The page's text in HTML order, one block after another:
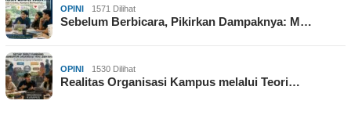
OPINI 1571 Dilihat
Sebelum Berbicara, Pikirkan Dampaknya: M…
OPINI 1530 Dilihat
Realitas Organisasi Kampus melalui Teori…